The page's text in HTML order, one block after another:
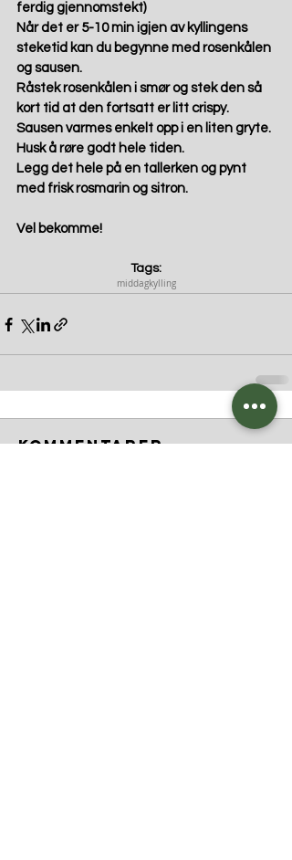
ferdig gjennomstekt)
Når det er 5-10 min igjen av kyllingens
steketid kan du begynne med rosenkålen
og sausen.
Råstek rosenkålen i smør og stek den så
kort tid at den fortsatt er litt crispy.
Sausen varmes enkelt opp i en liten gryte.
Husk å røre godt hele tiden.
Legg det hele på en tallerken og pynt
med frisk rosmarin og sitron.
Vel bekomme!
Tags:
middagkylling
Kommentarer